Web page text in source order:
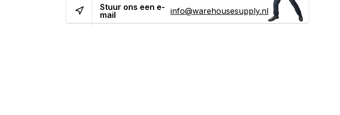
Stuur ons een e-
mail
info@warehousesupply.nl